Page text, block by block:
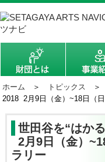
ホーム ＞ トピックス
＞
2018 2月9日（金）~18日
世田谷を“はか
2月9日（金）
ラリー